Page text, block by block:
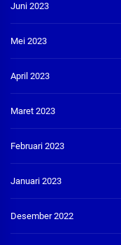
Juni 2023
Mei 2023
April 2023
Maret 2023
Februari 2023
Januari 2023
Desember 2022